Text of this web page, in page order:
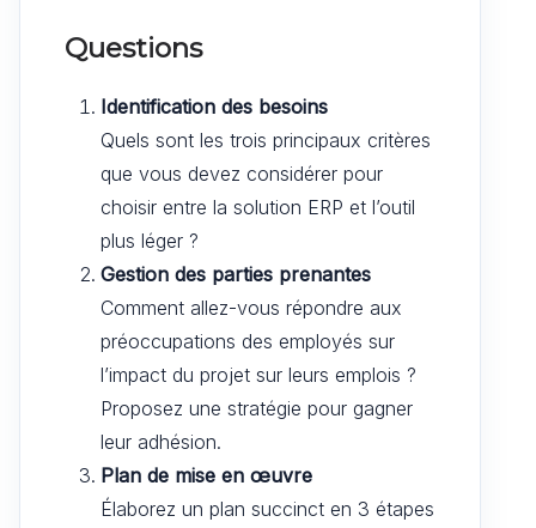
Questions
Identification des besoins
Quels sont les trois principaux critères
que vous devez considérer pour
choisir entre la solution ERP et l’outil
plus léger ?
Gestion des parties prenantes
Comment allez-vous répondre aux
préoccupations des employés sur
l’impact du projet sur leurs emplois ?
Proposez une stratégie pour gagner
leur adhésion.
Plan de mise en œuvre
Élaborez un plan succinct en 3 étapes